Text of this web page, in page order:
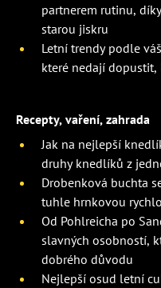
partnerem rutinu,
starou jiskru
Letní trendy podle
které nedají dopustit,
Recepty, vaření, zahrada
Jak na nejlepší
druhy knedlíků z
Drobenková buchta
tuhle hrnkovou
Od Pohlreicha po
slavných osobností,
dobrého důvodu
Nejlepší osud letní